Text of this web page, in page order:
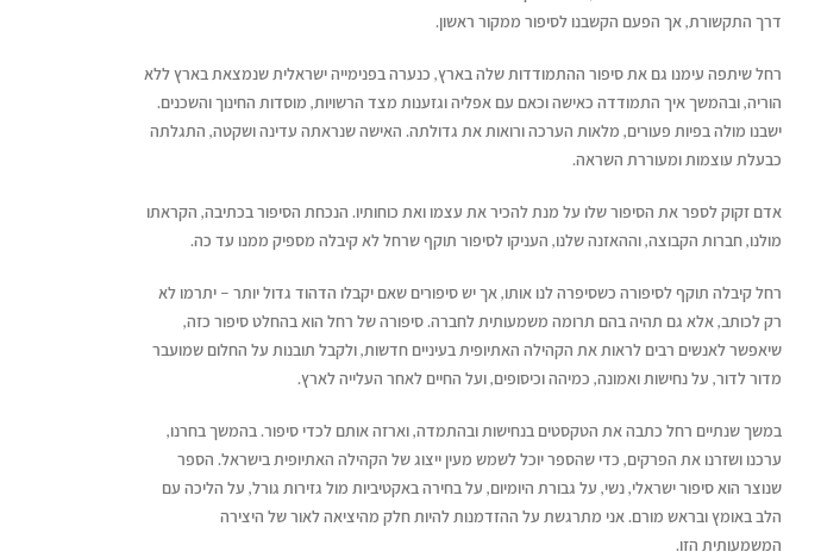
דרך התקשורת, אך הפעם הקשבנו לסיפור ממקור ראשון.
רחל שיתפה עימנו גם את סיפור ההתמודדות שלה בארץ, כנערה בפנימייה ישראלית שנמצאת בארץ ללא
הוריה, ובהמשך איך התמודדה כאישה וכאם עם אפליה וגזענות מצד הרשויות, מוסדות החינוך והשכנים.
ישבנו מולה בפיות פעורים, מלאות הערכה ורואות את גדולתה. האישה שנראתה עדינה ושקטה, התגלתה
כבעלת עוצמות ומעוררת השראה.
אדם זקוק לספר את הסיפור שלו על מנת להכיר את עצמו ואת כוחותיו. הנכחת הסיפור בכתיבה, הקראתו
מולנו, חברות הקבוצה, וההאזנה שלנו, העניקו לסיפור תוקף שרחל לא קיבלה מספיק ממנו עד כה.
רחל קיבלה תוקף לסיפורה כשסיפרה לנו אותו, אך יש סיפורים שאם יקבלו הדהוד גדול יותר – יתרמו לא
רק לכותב, אלא גם תהיה בהם תרומה משמעותית לחברה. סיפורה של רחל הוא בהחלט סיפור כזה,
שיאפשר לאנשים רבים לראות את הקהילה האתיופית בעיניים חדשות, ולקבל תובנות על החלום שמועבר
מדור לדור, על נחישות ואמונה, כמיהה וכיסופים, ועל החיים לאחר העלייה לארץ.
במשך שנתיים רחל כתבה את הטקסטים בנחישות ובהתמדה, וארזה אותם לכדי סיפור. בהמשך בחרנו,
ערכנו ושזרנו את הפרקים, כדי שהספר יוכל לשמש מעין ייצוג של הקהילה האתיופית בישראל. הספר
שנוצר הוא סיפור ישראלי, נשי, על גבורת היומיום, על בחירה באקטיביות מול גזירות גורל, על הליכה עם
הלב באומץ ובראש מורם. אני מתרגשת על ההזדמנות להיות חלק מהיציאה לאור של היצירה
המשמעותית הזו.